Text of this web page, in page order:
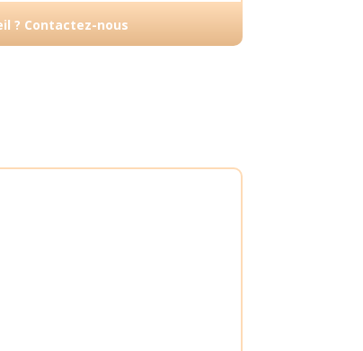
? Contactez-nous